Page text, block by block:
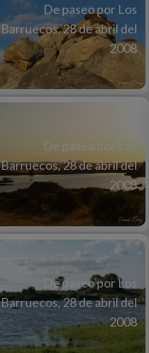
De paseo por Los
Barruecos, 28 de abril del
2008
De paseo por Los
Barruecos, 28 de abril del
2008
De paseo por Los
Barruecos, 28 de abril del
2008